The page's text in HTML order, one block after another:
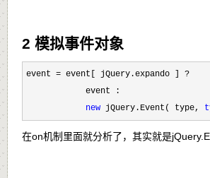
2 模拟事件对象
event = event[ jQuery.expando ] ?
            event :
new jQuery.Event( type,
在on机制里面就分析了，其实就是